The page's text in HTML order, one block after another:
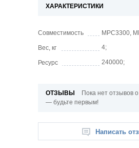
ХАРАКТЕРИСТИКИ
Совместимость MPC3300,
Вес, кг 4;
Ресурс 240000;
ОТЗЫВЫ
Пока нет отзывов
— будьте первым!
Написать